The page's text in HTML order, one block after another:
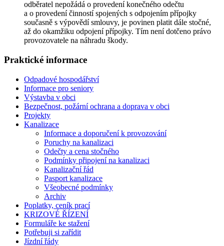
odběratel nepožádá o provedení konečného odečtu
a o provedení činností spojených s odpojením přípojky
současně s výpovědí smlouvy, je povinen platit dále stočné,
až do okamžiku odpojení přípojky. Tím není dotčeno právo
provozovatele na náhradu škody.
Praktické informace
Odpadové hospodářství
Informace pro seniory
Výstavba v obci
Bezpečnost, požární ochrana a doprava v obci
Projekty
Kanalizace
Informace a doporučení k provozování
Poruchy na kanalizaci
Odečty a cena stočného
Podmínky připojení na kanalizaci
Kanalizační řád
Pasport kanalizace
Všeobecné podmínky
Archiv
Poplatky, ceník prací
KRIZOVÉ ŘÍZENÍ
Formuláře ke stažení
Potřebuji si zařídit
Jízdní řády